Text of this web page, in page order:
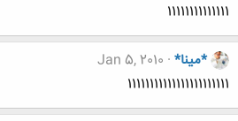
11111111111111
*مینا* Jan 5, 2010
11111111111111111111111